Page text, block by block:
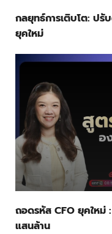
กลยุทธ์การเติบโต: ปรั
ยุคใหม่
ถอดรหัส CFO ยุคให
แสนล้าน